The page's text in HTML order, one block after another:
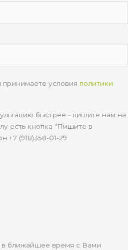
принимаете условия политики
быстрее - пишите нам на
есть кнопка "Пишите в
+7 (918)358-01-29
в ближайшее время с Вами